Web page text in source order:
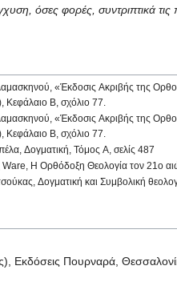
όσες φορές, συντριπτικά τις
«Έκδοσις Ακριβής της
Κεφάλαιο B, σχόλιο 77.
«Έκδοσις Ακριβής της
Κεφάλαιο B, σχόλιο 77.
Δογματική, Τόμος Α, σελίς 487
Ware, Η Ορθόδοξη Θεολογία τον 21ο
Δογματική και Συμβολική
Εκδόσεις Πουρναρά,